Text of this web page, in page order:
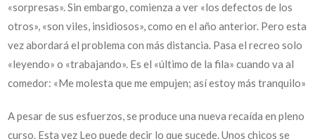
«sorpresas». Sin embargo, comienza a ver «los defectos de los
otros», «son viles, insidiosos», como en el año anterior. Pero esta
vez abordará el problema con más distancia. Pasa el recreo solo
«leyendo» o «trabajando». Es el «último de la fila» cuando va al
comedor: «Me molesta que me empujen; así estoy más tranquilo»
A pesar de sus esfuerzos, se produce una nueva recaída en pleno
curso. Esta vez Leo puede decir lo que sucede. Unos chicos se